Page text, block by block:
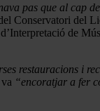
pas que al cap
Conservatori del
de
restauracions i
“encoratjar a fer